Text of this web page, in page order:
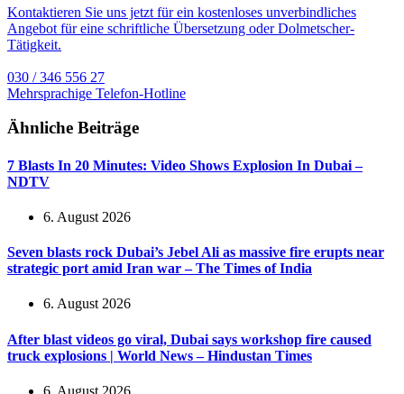
Kontaktieren Sie uns jetzt für ein kostenloses unverbindliches
Angebot für eine schriftliche Übersetzung oder Dolmetscher-
Tätigkeit.
030 / 346 556 27
Mehrsprachige Telefon-Hotline
Ähnliche Beiträge
7 Blasts In 20 Minutes: Video Shows Explosion In Dubai –
NDTV
6. August 2026
Seven blasts rock Dubai’s Jebel Ali as massive fire erupts near
strategic port amid Iran war – The Times of India
6. August 2026
After blast videos go viral, Dubai says workshop fire caused
truck explosions | World News – Hindustan Times
6. August 2026